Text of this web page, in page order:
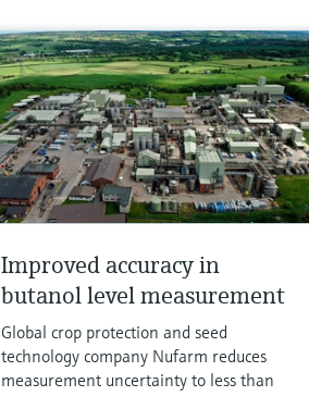
Improved accuracy in
butanol level measurement
Global crop protection and seed
technology company Nufarm reduces
measurement uncertainty to less than